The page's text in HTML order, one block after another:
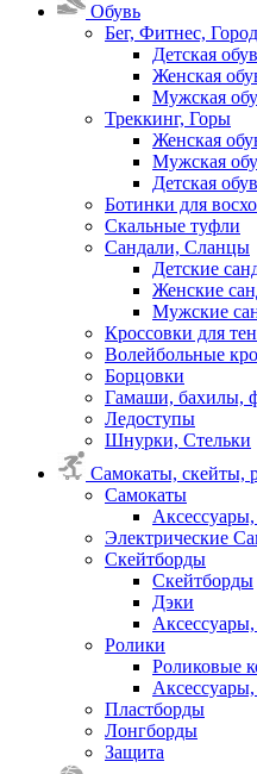
Обувь
Бег, Фитнес, Город
Детская
Женская
Мужская
Треккинг, Горы
Женская
Мужская
Детская
Ботинки для
Скальные туфли
Сандали, Сланцы
Детские
Женские
Мужские
Кроссовки для
Волейбольные
Борцовки
Гамаши, бахилы,
Ледоступы
Шнурки, Стельки
Самокаты, скейты,
Самокаты
Аксессуары,
Электрические
Скейтборды
Скейтборды
Дэки
Аксессуары,
Ролики
Роликовые
Аксессуары,
Пластборды
Лонгборды
Защита